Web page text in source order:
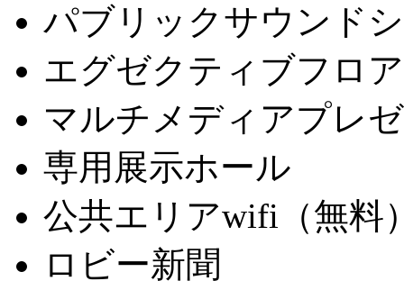
パブリックサウンド
エグゼクティブフロア
マルチメディアプレ
専用展示ホール
公共エリアwifi（無料
ロビー新聞